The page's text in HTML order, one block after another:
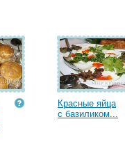
Красные яйца
с базиликом...